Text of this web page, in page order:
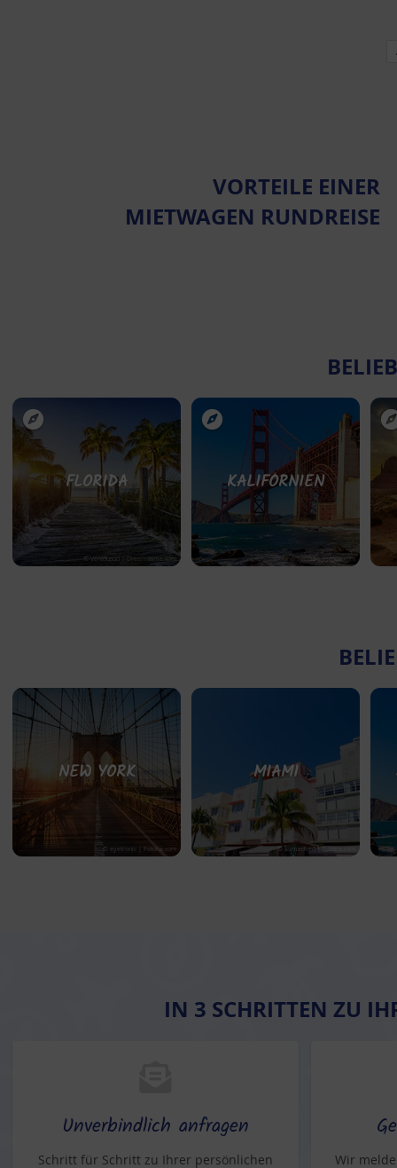
VORTEILE EINER
MIETWAGEN RUNDREISE
FLORIDA
© Ventdusud | Dreamstime.com
KALIFORNIEN
© lunamarina | Fotolia.com
NEW YORK
© eyetronic | Fotolia.com
MIAMI
© avmedved | Fotolia.com
IN 3 SCHRITTEN ZU
Unverbindlich anfragen
Schritt für Schritt zu Ihrer persönlichen
Wir